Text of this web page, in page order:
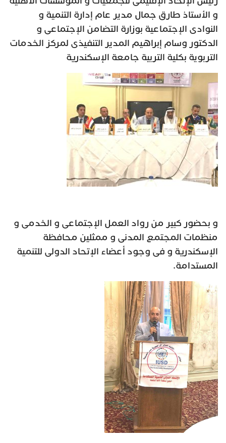
و الأستاذ طارق جمال مدير عام إدارة التنمية و
النوادى الإجتماعية بوزارة التضامن الإجتماعى و
الدكتور وسام إبراهيم المدير التنفيذى لمركز الخدمات
التربوية بكلية التربية جامعة الإسكندرية
و بحضور كبير من رواد العمل الإجتماعى و الخدمى و
منظمات المجتمع المدنى و ممثلين محافظة
الإسكندرية و فى وجود أعضاء الإتحاد الدولى للتنمية
المستدامة.